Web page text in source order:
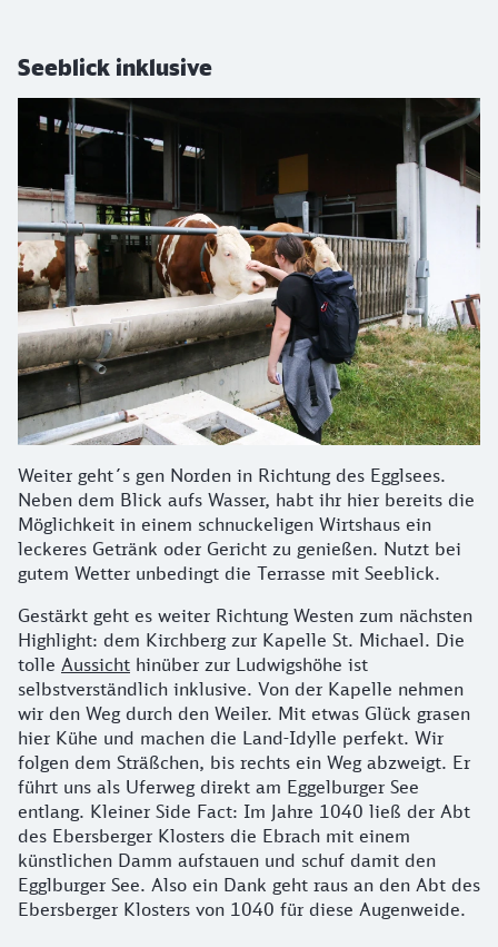
Seeblick inklusive
Weiter geht´s gen Norden in Richtung des Egglsees.
Neben dem Blick aufs Wasser, habt ihr hier bereits die
Möglichkeit in einem schnuckeligen Wirtshaus ein
leckeres Getränk oder Gericht zu genießen. Nutzt bei
gutem Wetter unbedingt die Terrasse mit Seeblick.
Gestärkt geht es weiter Richtung Westen zum nächsten
Highlight: dem Kirchberg zur Kapelle St. Michael. Die
tolle Aussicht hinüber zur Ludwigshöhe ist
selbstverständlich inklusive. Von der Kapelle nehmen
wir den Weg durch den Weiler. Mit etwas Glück grasen
hier Kühe und machen die Land-Idylle perfekt. Wir
folgen dem Sträßchen, bis rechts ein Weg abzweigt. Er
führt uns als Uferweg direkt am Eggelburger See
entlang. Kleiner Side Fact: Im Jahre 1040 ließ der Abt
des Ebersberger Klosters die Ebrach mit einem
künstlichen Damm aufstauen und schuf damit den
Egglburger See. Also ein Dank geht raus an den Abt des
Ebersberger Klosters von 1040 für diese Augenweide.